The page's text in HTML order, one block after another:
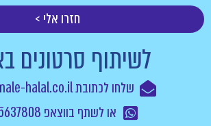
חזרו אלי >
לשיתוף סרטונים
שלחו לכתובת office@male-halal.co.il
או לשתף בווצאפ 055-5637808